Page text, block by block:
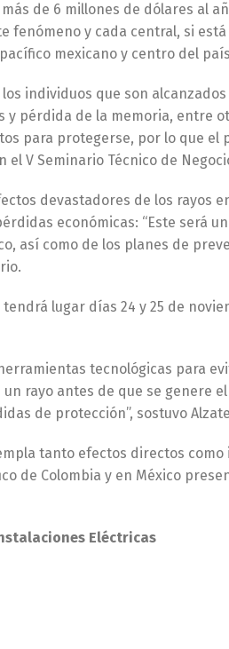
de 6 millones de dólares al
y cada central, si
mexicano y centro del
individuos que son
pérdida de la memoria, entre
para protegerse, por lo que el
V Seminario Técnico de
devastadores de los rayos
económicas: “Este será
así como de los planes de
lugar días 24 y 25 de
tecnológicas para
rayo antes de que se genere
de protección”, sostuvo
tanto efectos directos
de Colombia y en México
Eléctricas